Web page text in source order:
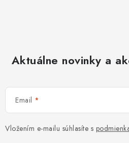
Aktuálne novinky a
Email
Vložením e-mailu súhlasíte s